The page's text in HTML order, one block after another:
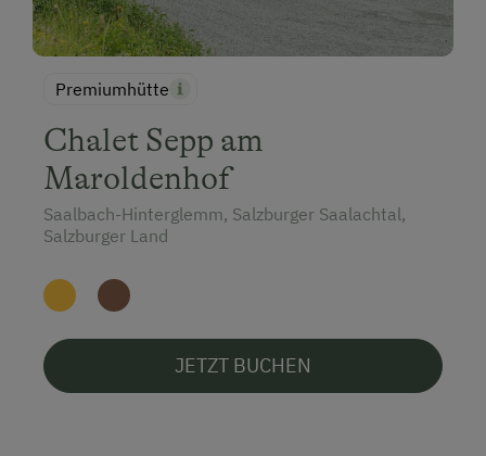
Premiumhütte
Chalet Sepp am
Maroldenhof
Saalbach-Hinterglemm, Salzburger Saalachtal,
Salzburger Land
JETZT BUCHEN